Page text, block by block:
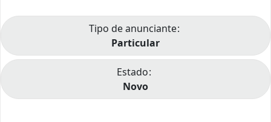
Tipo de anunciante
Particular
Estado
Novo